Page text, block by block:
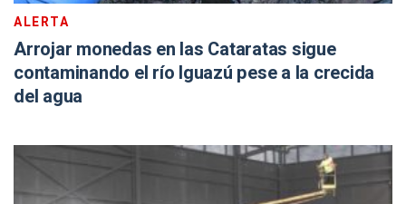
ALERTA
Arrojar monedas en las Cataratas sigue
contaminando el río Iguazú pese a la crecida
del agua